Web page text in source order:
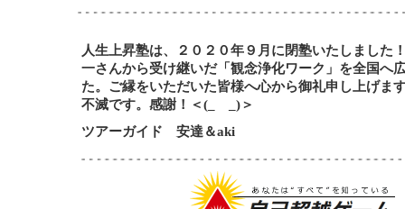
人生上昇塾は、２０２０年９月に閉塾いたしました
一さんから受け継いだ「観念浄化ワーク」を全国へ
た。ご縁をいただいた皆様へ心から御礼申し上げま
不滅です。感謝！＜(_ _)＞
ツアーガイド 安達＆aki